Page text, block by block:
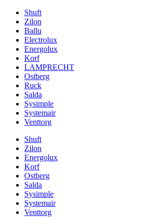
Shuft
Zilon
Ballu
Electrolux
Energolux
Korf
LAMPRECHT
Ostberg
Ruck
Salda
Sysimple
Systemair
Venttorg
Shuft
Zilon
Energolux
Korf
Ostberg
Salda
Sysimple
Systemair
Venttorg